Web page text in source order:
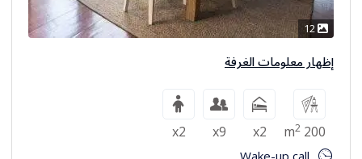
إظهار معلومات الغرفة
200 m
2
x2
x9
x2
Wake-up call